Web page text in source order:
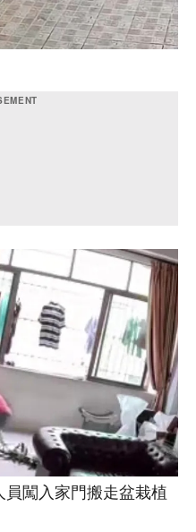
闖入家門搬走盆栽植